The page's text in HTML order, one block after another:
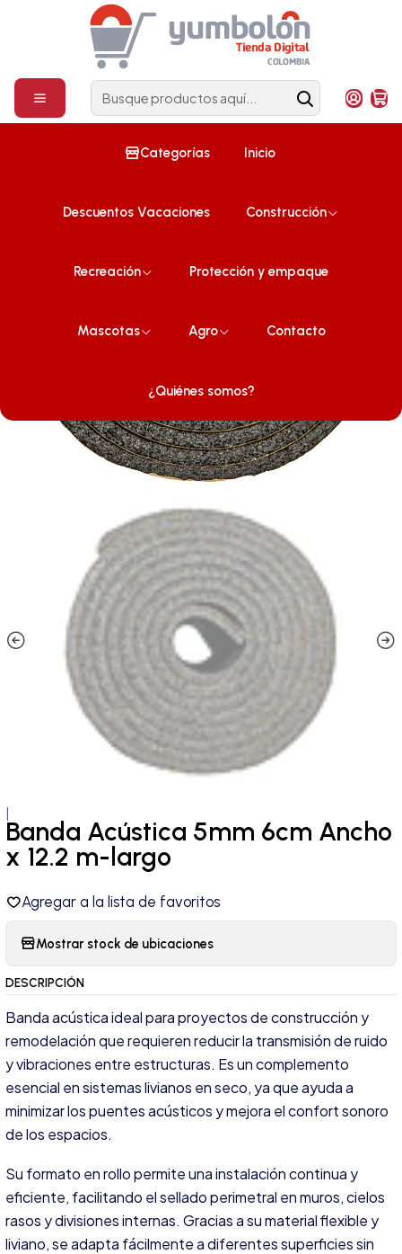
Categorías Inicio
Descuentos Vacaciones Construcción
Recreación Protección y empaque
Mascotas Agro Contacto
¿Quiénes somos?
Construcción ¡Compra ahora!
Construcción
Banda Acústica 5mm 6cm Ancho x 12.2 m-largo
Banda Acústica 5mm 6cm Ancho
x 12.2 m-largo
Agregar a la lista de favoritos
Mostrar stock de ubicaciones
DESCRIPCIÓN
Banda acústica ideal para proyectos de construcción y
remodelación que requieren reducir la transmisión de ruido
y vibraciones entre estructuras. Es un complemento
esencial en sistemas livianos en seco, ya que ayuda a
minimizar los puentes acústicos y mejora el confort sonoro
de los espacios.
Su formato en rollo permite una instalación continua y
eficiente, facilitando el sellado perimetral en muros, cielos
rasos y divisiones internas. Gracias a su material flexible y
liviano, se adapta fácilmente a diferentes superficies sin